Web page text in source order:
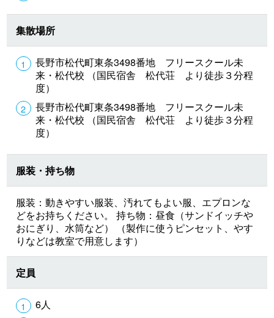
集散場所
長野市松代町東条3498番地 フリースクール未
来・松代校 （国民宿舎 松代荘 より徒歩３分程
度）
長野市松代町東条3498番地 フリースクール未
来・松代校 （国民宿舎 松代荘 より徒歩３分程
度）
服装・持ち物
服装：動きやすい服装、汚れてもよい服、エプロンな
どをお持ちください。 持ち物：昼食（サンドイッチや
おにぎり、水筒など） （製作に使うピンセット、やす
りなどは教室で用意します）
定員
6人